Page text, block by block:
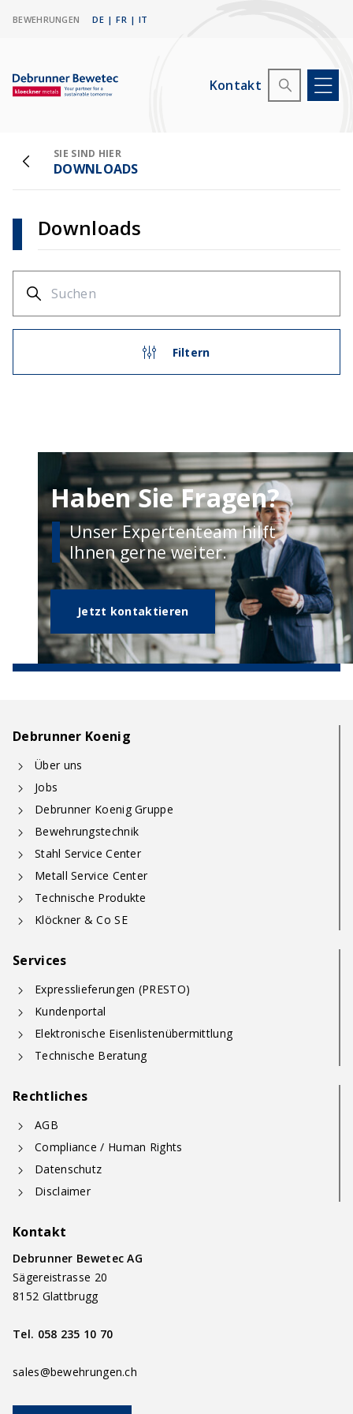
BEWEHRUNGEN IT
|
FR
|
DE
Kontakt
SIE SIND HIER
DOWNLOADS
Downloads
Filtern
Haben Sie Fragen?
Unser Expertenteam hilft
Ihnen gerne weiter.
Jetzt kontaktieren
Debrunner Koenig
Über uns
Jobs
Debrunner Koenig Gruppe
Bewehrungstechnik
Stahl Service Center
Metall Service Center
Technische Produkte
Klöckner & Co SE
Services
Expresslieferungen (PRESTO)
Kundenportal
Elektronische Eisenlistenübermittlung
Technische Beratung
Rechtliches
AGB
Compliance / Human Rights
Datenschutz
Disclaimer
Kontakt
Debrunner Bewetec AG
Sägereistrasse 20
8152 Glattbrugg
Tel. 058 235 10 70
sales@bewehrungen.ch